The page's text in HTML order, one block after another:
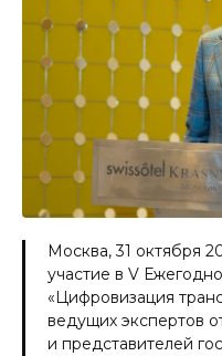
Москва, 31 октября
участие в V
«Цифровизация
ведущих экспертов
и представителей